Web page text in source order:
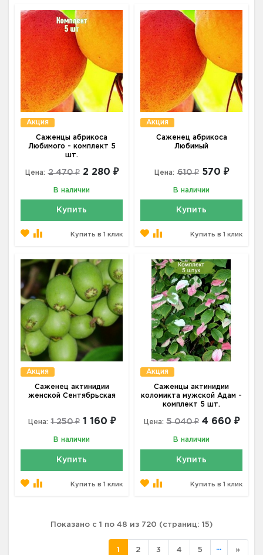
Акция
Саженцы абрикоса
Любимого - комплект 5
шт.
Цена: 2 470 ₽ 2 280 ₽
В наличии
Купить
Купить в 1 клик
Акция
Саженец абрикоса
Любимый
Цена: 610 ₽ 570 ₽
В наличии
Купить
Купить в 1 клик
Акция
Саженец актинидии
женской Сентябрьская
Цена: 1 250 ₽ 1 160 ₽
В наличии
Купить
Купить в 1 клик
Акция
Саженцы актинидии
коломикта мужской Адам -
комплект 5 шт.
Цена: 5 040 ₽ 4 660 ₽
В наличии
Купить
Купить в 1 клик
Показано с 1 по 48 из 720 (страниц: 15)
1 2 3 4 5 ... »